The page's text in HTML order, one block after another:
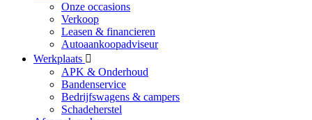
Onze occasions
Verkoop
Leasen & financieren
Autoaankoopadviseur
Werkplaats
APK & Onderhoud
Bandenservice
Bedrijfswagens & campers
Schadeherstel